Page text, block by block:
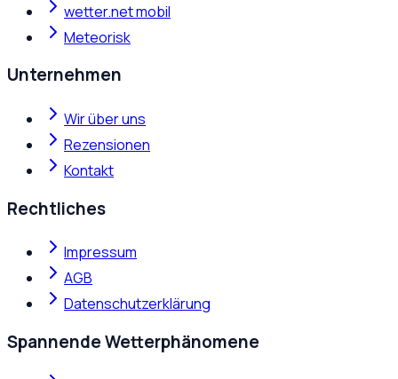
wetter.net mobil
Meteorisk
Unternehmen
Wir über uns
Rezensionen
Kontakt
Rechtliches
Impressum
AGB
Datenschutzerklärung
Spannende Wetterphänomene